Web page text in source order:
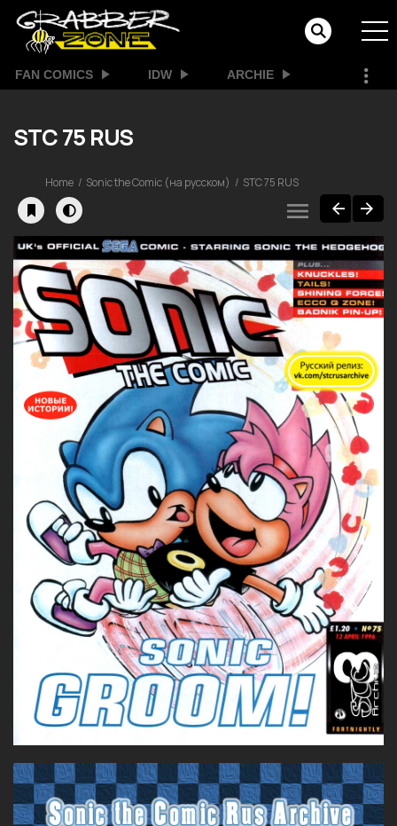
FAN COMICS IDW ARCHIE
STC 75 RUS
Home Sonic the Comic (на русском) STC 75 RUS